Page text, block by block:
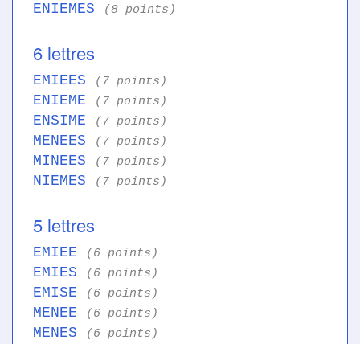
ENIEMES (8 points)
6 lettres
EMIEES (7 points)
ENIEME (7 points)
ENSIME (7 points)
MENEES (7 points)
MINEES (7 points)
NIEMES (7 points)
5 lettres
EMIEE (6 points)
EMIES (6 points)
EMISE (6 points)
MENEE (6 points)
MENES (6 points)